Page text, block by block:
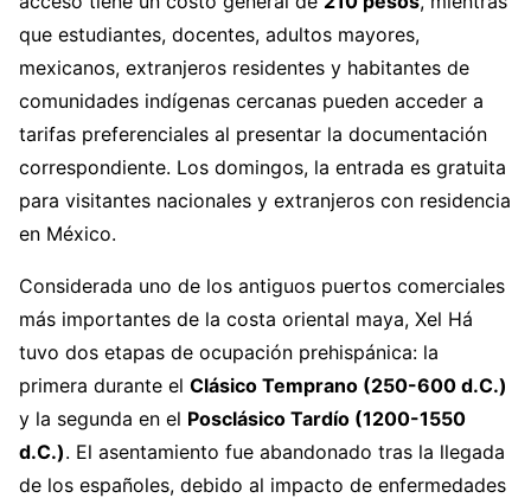
que estudiantes, docentes, adultos mayores,
mexicanos, extranjeros residentes y habitantes de
comunidades indígenas cercanas pueden acceder a
tarifas preferenciales al presentar la documentación
correspondiente. Los domingos, la entrada es gratuita
para visitantes nacionales y extranjeros con residencia
en México.
Considerada uno de los antiguos puertos comerciales
más importantes de la costa oriental maya, Xel Há
tuvo dos etapas de ocupación prehispánica: la
primera durante el Clásico Temprano (250-600 d.C.)
y la segunda en el Posclásico Tardío (1200-1550
d.C.). El asentamiento fue abandonado tras la llegada
de los españoles, debido al impacto de enfermedades